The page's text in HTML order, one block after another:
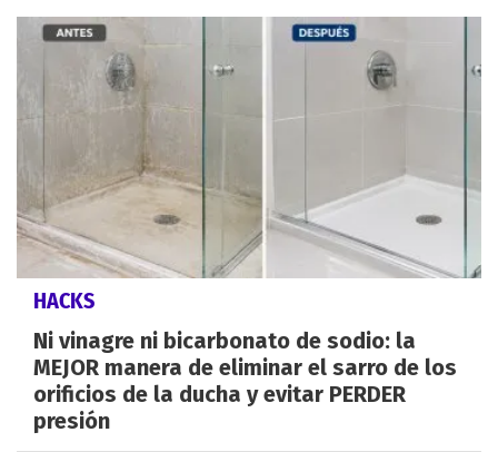
HACKS
Ni vinagre ni bicarbonato de sodio: la
MEJOR manera de eliminar el sarro de los
orificios de la ducha y evitar PERDER
presión